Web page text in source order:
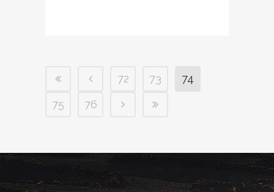
72 73
74
75
76